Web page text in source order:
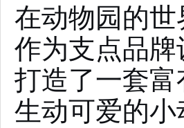
在动物园的
作为支点品
打造了一套
生动可爱的小